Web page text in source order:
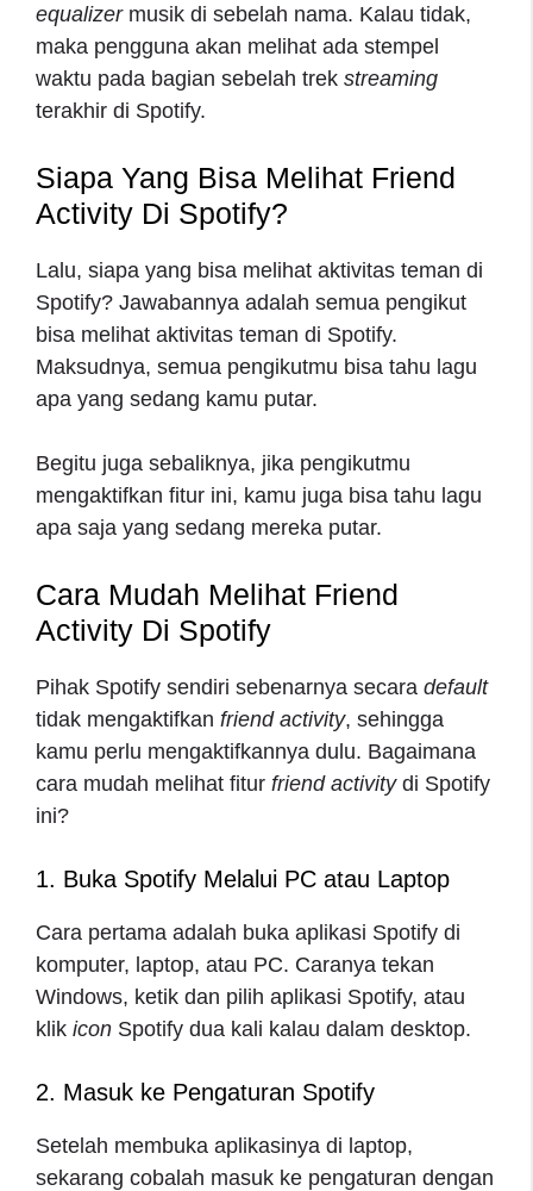
equalizer musik di sebelah nama. Kalau tidak,
maka pengguna akan melihat ada stempel
waktu pada bagian sebelah trek streaming
terakhir di Spotify.
Siapa Yang Bisa Melihat Friend
Activity Di Spotify?
Lalu, siapa yang bisa melihat aktivitas teman di
Spotify? Jawabannya adalah semua pengikut
bisa melihat aktivitas teman di Spotify.
Maksudnya, semua pengikutmu bisa tahu lagu
apa yang sedang kamu putar.
Begitu juga sebaliknya, jika pengikutmu
mengaktifkan fitur ini, kamu juga bisa tahu lagu
apa saja yang sedang mereka putar.
Cara Mudah Melihat Friend
Activity Di Spotify
Pihak Spotify sendiri sebenarnya secara default
tidak mengaktifkan friend activity, sehingga
kamu perlu mengaktifkannya dulu. Bagaimana
cara mudah melihat fitur friend activity di Spotify
ini?
1. Buka Spotify Melalui PC atau Laptop
Cara pertama adalah buka aplikasi Spotify di
komputer, laptop, atau PC. Caranya tekan
Windows, ketik dan pilih aplikasi Spotify, atau
klik icon Spotify dua kali kalau dalam desktop.
2. Masuk ke Pengaturan Spotify
Setelah membuka aplikasinya di laptop,
sekarang cobalah masuk ke pengaturan dengan